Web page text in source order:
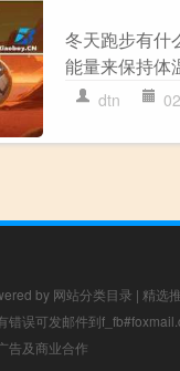
冬天跑步有什
能量来保持体
dtn
by 网站分类目录 | 精选
错误可发邮件到
告及商业合作